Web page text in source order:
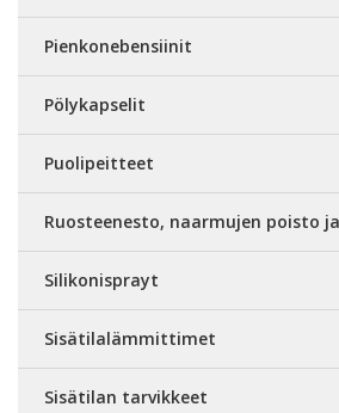
Pienkonebensiinit
Pölykapselit
Puolipeitteet
Ruosteenesto, naarmujen poisto
Silikonisprayt
Sisätilalämmittimet
Sisätilan tarvikkeet